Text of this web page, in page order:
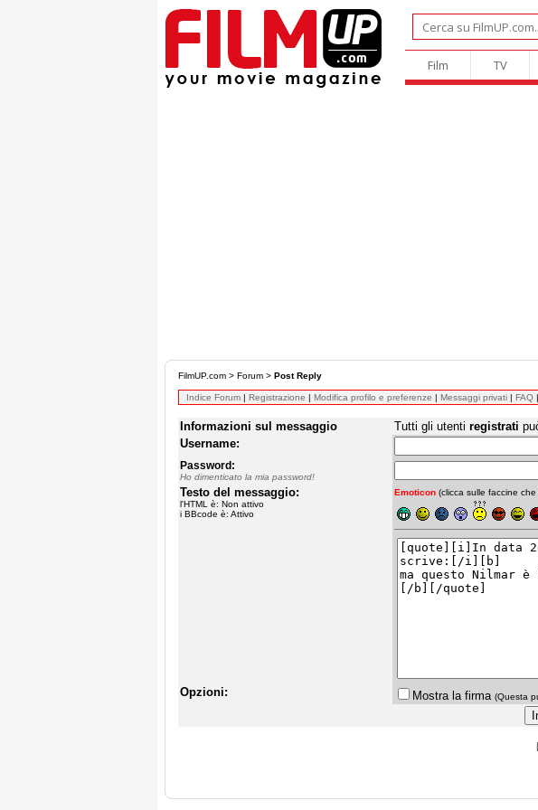
Film TV
FilmUP.com > Forum > Post Reply
Indice Forum | Registrazione | Modifica profilo e preferenze | Messaggi privati | FAQ |
Informazioni sul messaggio Tutti gli utenti registrati
Username:
Password:
Ho dimenticato la mia password!
Testo del messaggio:
l'HTML è: Non attivo
i BBcode è: Attivo
Emoticon (clicca sulle faccine
Opzioni: Mostra la firma (Questa